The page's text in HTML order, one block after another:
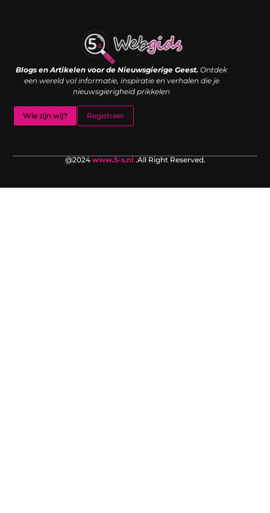
Blogs en Artikelen voor de Nieuwsgierige Geest. Ontdek
een wereld vol informatie, inspiratie en verhalen die je
nieuwsgierigheid prikkelen
Wie zijn wij? Registreer
@2024www.5-s.nl .All Right Reserved.